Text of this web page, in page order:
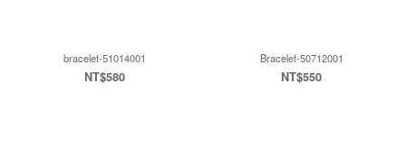
bracelet-51014001
NT$580
Bracelet-50712001
NT$550